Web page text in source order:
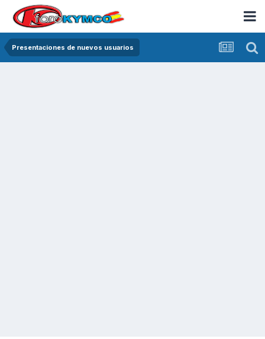
Presentaciones de nuevos usuarios